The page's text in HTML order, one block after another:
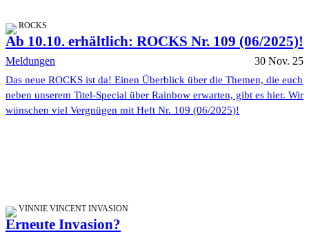
ROCKS
Ab 10.10. erhältlich: ROCKS Nr. 109 (06/2025)!
Meldungen 30 Nov. 25
Das neue ROCKS ist da! Einen Überblick über die Themen, die euch
neben unserem Titel-Special über Rainbow erwarten, gibt es hier. Wir
wünschen viel Vergnügen mit Heft Nr. 109 (06/2025)!
VINNIE VINCENT INVASION
Erneute Invasion?